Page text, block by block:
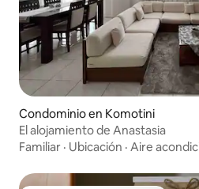
Condominio en Komotini
El alojamiento de Anastasia
Familiar · Ubicación · Aire